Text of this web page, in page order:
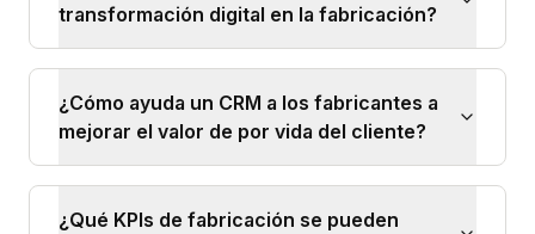
transformación digital en la fabricación?
¿Cómo ayuda un CRM a los fabricantes a
mejorar el valor de por vida del cliente?
¿Qué KPIs de fabricación se pueden